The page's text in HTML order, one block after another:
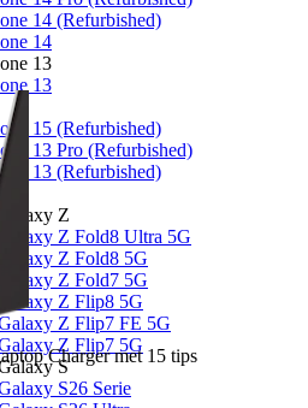
14 (Refurbished)
14
13
13
15 (Refurbished)
13 Pro (Refurbished)
13 (Refurbished)
Z
Z Fold8 Ultra 5G
Z Fold8 5G
Z Fold7 5G
Z Flip8 5G
Z Flip7 FE 5G
Z Flip7 5G
S
S26 Serie
Charger met 15 tips